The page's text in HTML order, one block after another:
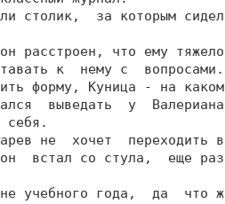
столик,  за которым сидел
расстроен, что ему тяжело
к  нему с  вопросами.
форму, Куница - на каком
выведать  у  Валериана
себя.
не  хочет  переходить в
встал со стула,  еще раз
учебного года,  да  что ж